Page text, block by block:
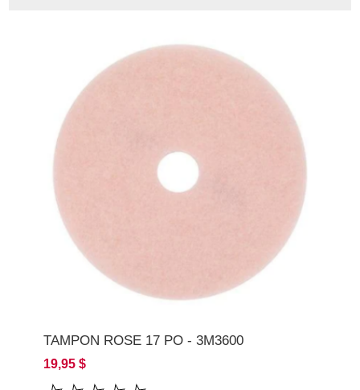
TAMPON ROSE 17 PO - 3M3600
19,95 $